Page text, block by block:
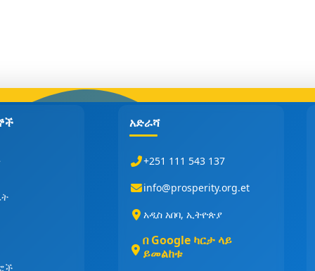
አድራሻ
+251 111 543 137
info@prosperity.org.et
አዲስ አበባ, ኢትዮጵያ
በ Google ካርታ ላይ
ይመልከቱ